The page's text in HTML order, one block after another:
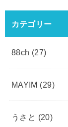
カテゴリー
88ch (27)
MAYIM (29)
うさと (20)